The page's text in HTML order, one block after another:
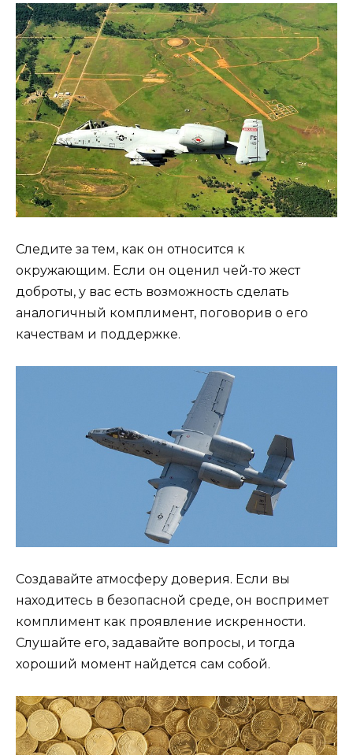
Следите за тем, как он относится к
окружающим. Если он оценил чей-то жест
доброты, у вас есть возможность сделать
аналогичный комплимент, поговорив о его
качествам и поддержке.
Создавайте атмосферу доверия. Если вы
находитесь в безопасной среде, он воспримет
комплимент как проявление искренности.
Слушайте его, задавайте вопросы, и тогда
хороший момент найдется сам собой.